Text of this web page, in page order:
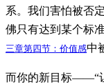
系。我们害怕被否
佛只有达到某个标
三章第四节：价值感中
而你的新目标——“